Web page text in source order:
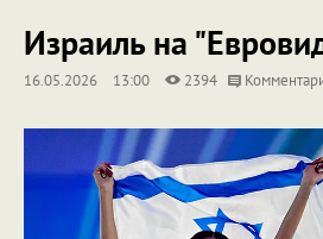
Израиль на
16.05.2026 13:00 2394